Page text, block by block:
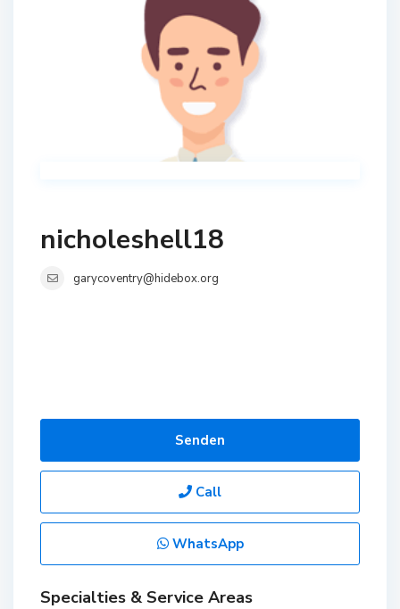
nicholeshell18
garycoventry@hidebox.org
Senden
Call
WhatsApp
Specialties & Service Areas